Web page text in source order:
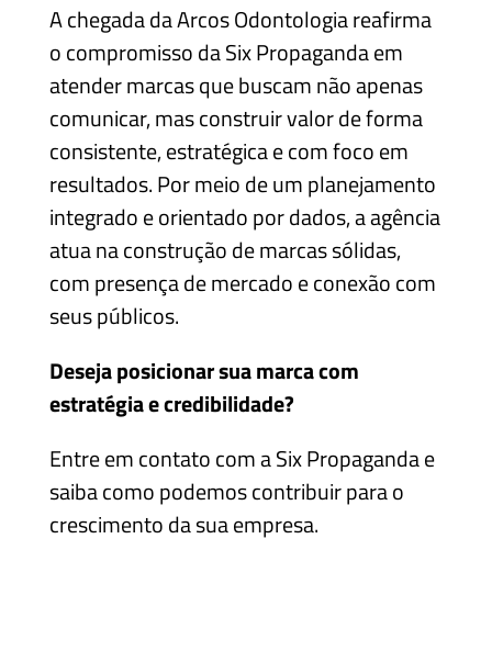
A chegada da Arcos Odontologia reafirma
o compromisso da Six Propaganda em
atender marcas que buscam não apenas
comunicar, mas construir valor de forma
consistente, estratégica e com foco em
resultados. Por meio de um planejamento
integrado e orientado por dados, a agência
atua na construção de marcas sólidas,
com presença de mercado e conexão com
seus públicos.
Deseja posicionar sua marca com
estratégia e credibilidade?
Entre em contato com a Six Propaganda e
saiba como podemos contribuir para o
crescimento da sua empresa.